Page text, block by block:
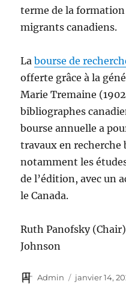
terme de la
migrants canadiens.
Labourse de
offerte grâce à la
Marie Tremaine
bibliographes
bourse annuelle a
travaux en
notamment les
de l’édition, avec un
le Canada.
Ruth Panofsky
Johnson
Auteur
Admin
Publié
janvier 14,